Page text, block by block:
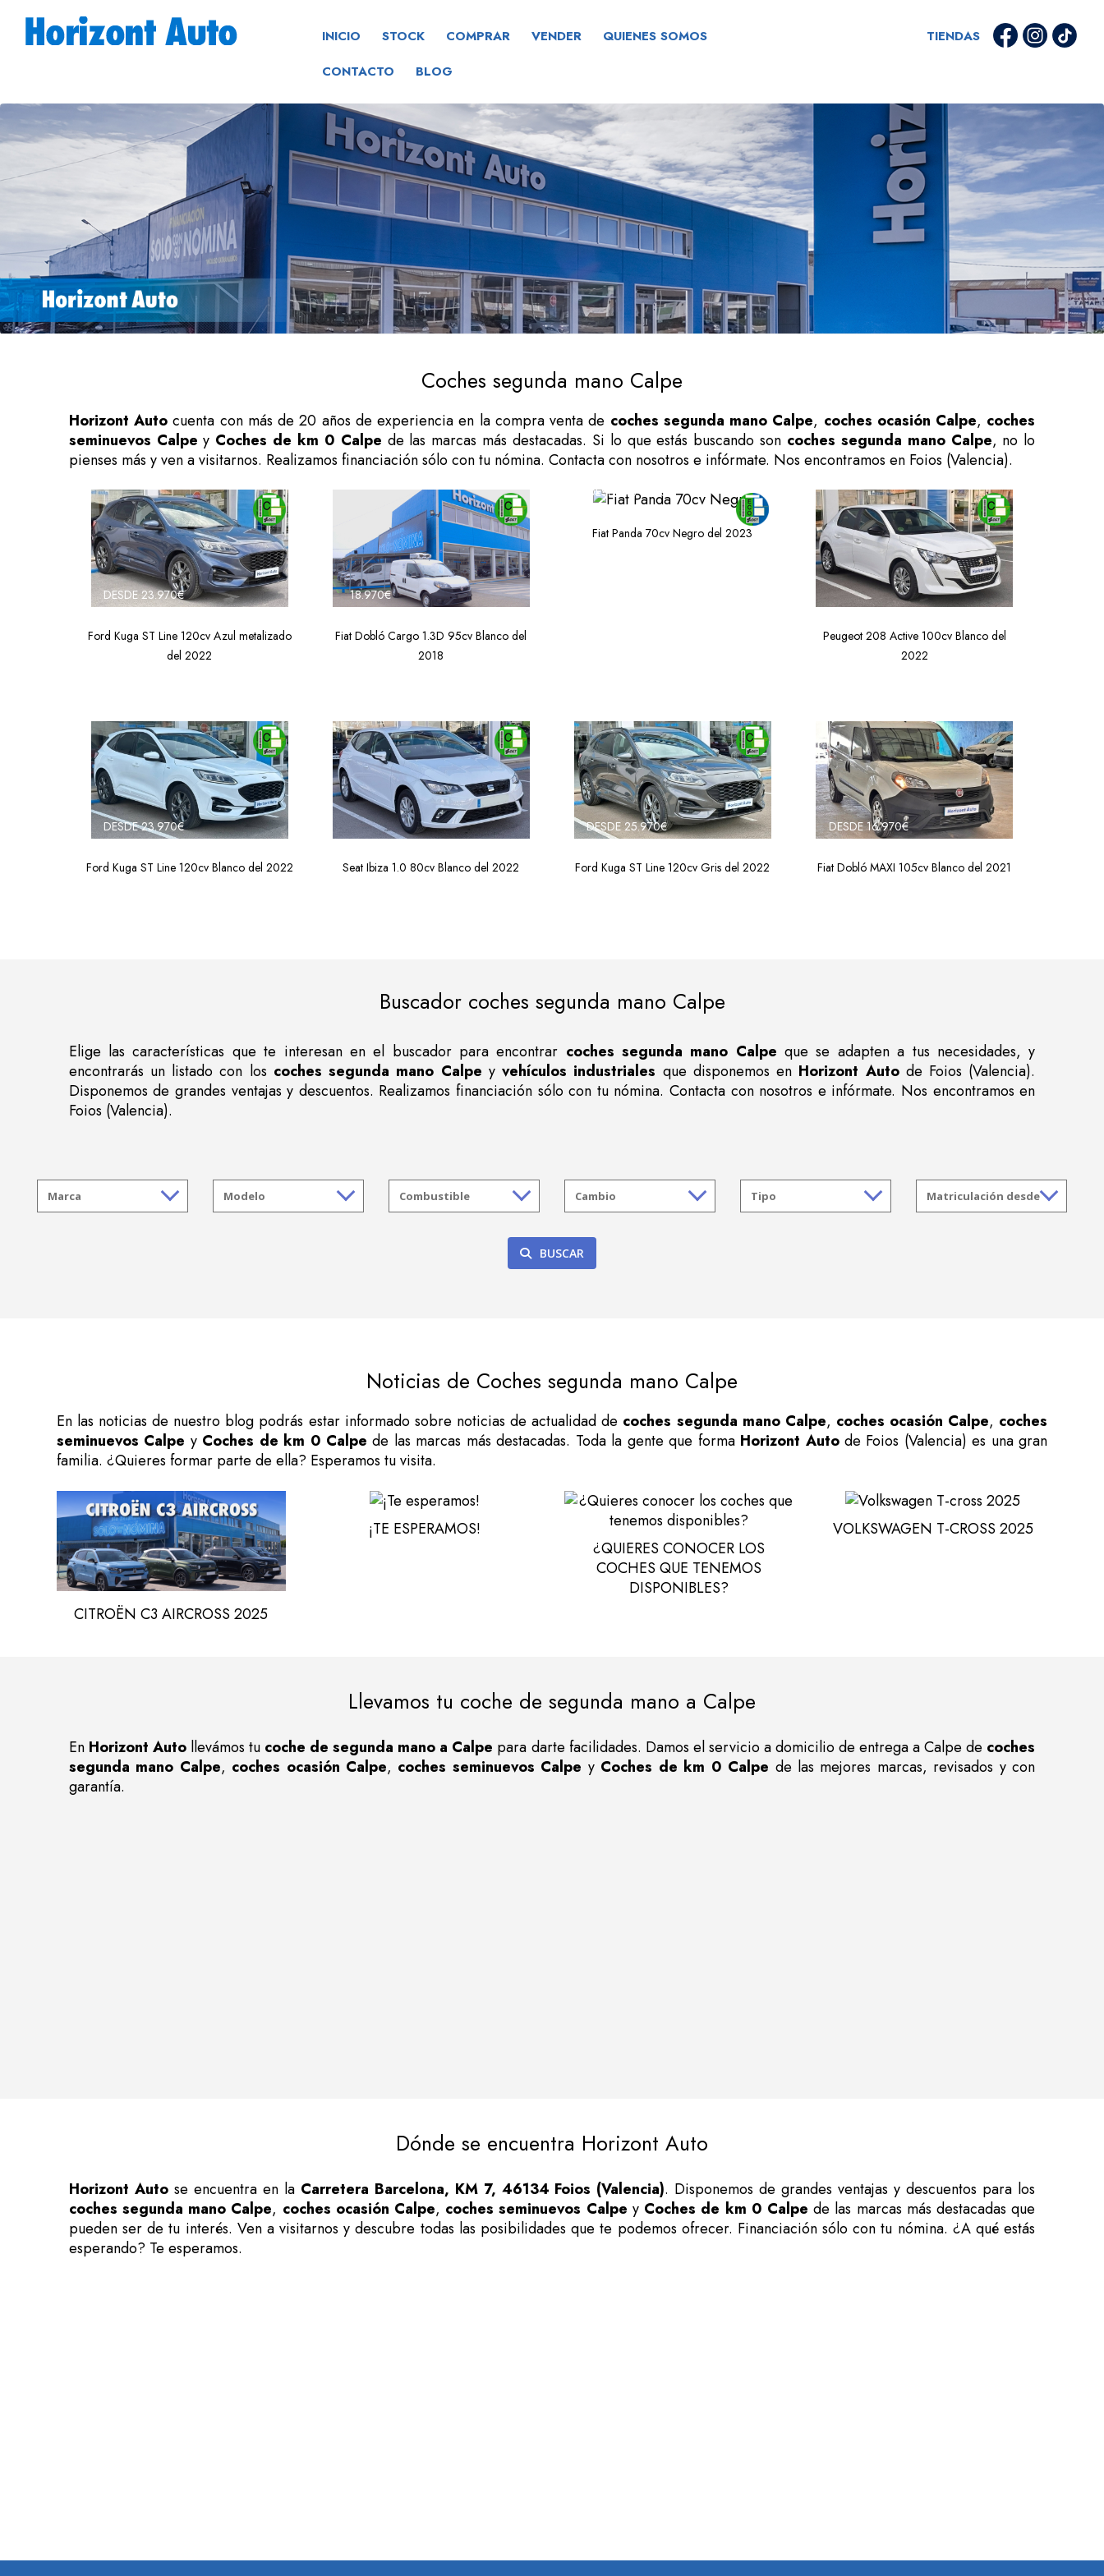
INICIO STOCK COMPRAR VENDER
QUIENES SOMOS
CONTACTO
BLOG
TIENDAS
Coches segunda mano Calpe
Horizont Auto cuenta con más de 20 años de experiencia en la compra venta de coches segunda mano Calpe, coches ocasión Calpe, coches
seminuevos Calpe y Coches de km 0 Calpe de las marcas más destacadas. Si lo que estás buscando son coches segunda mano Calpe, no lo
pienses más y ven a visitarnos. Realizamos financiación sólo con tu nómina. Contacta con nosotros e infórmate. Nos encontramos en Foios (Valencia).
DESDE 23.970€
Ford Kuga ST Line 120cv Azul metalizado
del 2022
18.970€
Fiat Dobló Cargo 1.3D 95cv Blanco del
2018
DESDE 13.970€
Fiat Panda 70cv Negro del 2023
Peugeot 208 Active 100cv Blanco del
2022
DESDE 23.970€
Ford Kuga ST Line 120cv Blanco del 2022 Seat Ibiza 1.0 80cv Blanco del 2022
DESDE 25.970€
Ford Kuga ST Line 120cv Gris del 2022
DESDE 16.970€
Fiat Dobló MAXI 105cv Blanco del 2021
Buscador coches segunda mano Calpe
Elige las características que te interesan en el buscador para encontrar coches segunda mano Calpe que se adapten a tus necesidades, y
encontrarás un listado con los coches segunda mano Calpe yvehículos industriales que disponemos en Horizont Autode Foios (Valencia).
Disponemos de grandes ventajas y descuentos. Realizamos financiación sólo con tu nómina. Contacta con nosotros e infórmate. Nos encontramos en
Foios (Valencia).
BUSCAR
Noticias de Coches segunda mano Calpe
En las noticias de nuestro blog podrás estar informado sobre noticias de actualidad de coches segunda mano Calpe, coches ocasión Calpe, coches
seminuevos Calpe y Coches de km 0 Calpe de las marcas más destacadas. Toda la gente que forma Horizont Autode Foios (Valencia) es una gran
familia. ¿Quieres formar parte de ella? Esperamos tu visita.
CITROËN C3 AIRCROSS 2025
¡TE ESPERAMOS!
¿QUIERES CONOCER LOS
COCHES QUE TENEMOS
DISPONIBLES?
VOLKSWAGEN T-CROSS 2025
Llevamos tu coche de segunda mano a Calpe
En Horizont Autollevámos tu coche de segunda mano a Calpe para darte facilidades. Damos el servicio a domicilio de entrega a Calpe de coches
segunda mano Calpe, coches ocasión Calpe, coches seminuevos Calpe y Coches de km 0 Calpe de las mejores marcas, revisados y con
garantía.
Dónde se encuentra Horizont Auto
Horizont Autose encuentra en la Carretera Barcelona, KM 7, 46134 Foios (Valencia). Disponemos de grandes ventajas y descuentos para los
coches segunda mano Calpe, coches ocasión Calpe, coches seminuevos Calpe y Coches de km 0 Calpe de las marcas más destacadas que
pueden ser de tu interés. Ven a visitarnos y descubre todas las posibilidades que te podemos ofrecer. Financiación sólo con tu nómina. ¿A qué estás
esperando? Te esperamos.